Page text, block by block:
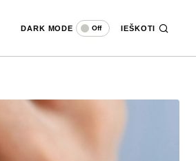
DARK MODE Off IEŠKOTI